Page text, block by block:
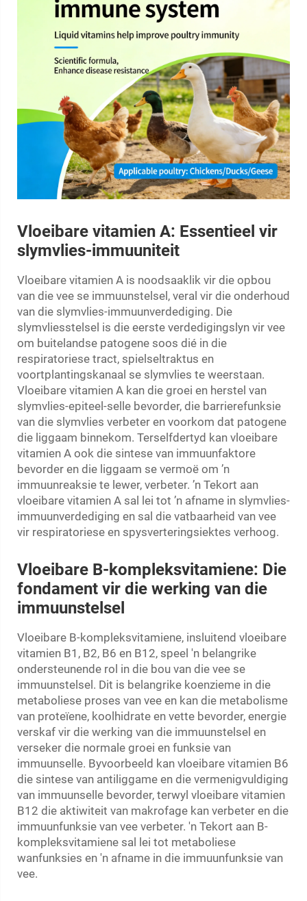
Vloeibare vitamien A: Essentieel vir
slymvlies-immuuniteit
Vloeibare vitamien A is noodsaaklik vir die opbou
van die vee se immuunstelsel, veral vir die onderhoud
van die slymvlies-immuunverdediging. Die
slymvliesstelsel is die eerste verdedigingslyn vir vee
om buitelandse patogene soos dié in die
respiratoriese tract, spielseltraktus en
voortplantingskanaal se slymvlies te weerstaan.
Vloeibare vitamien A kan die groei en herstel van
slymvlies-epiteel-selle bevorder, die barrierefunksie
van die slymvlies verbeter en voorkom dat patogene
die liggaam binnekom. Terselfdertyd kan vloeibare
vitamien A ook die sintese van immuunfaktore
bevorder en die liggaam se vermoë om ’n
immuunreaksie te lewer, verbeter. ’n Tekort aan
vloeibare vitamien A sal lei tot ’n afname in slymvlies-
immuunverdediging en sal die vatbaarheid van vee
vir respiratoriese en spysverteringsiektes verhoog.
Vloeibare B-kompleksvitamiene: Die
fondament vir die werking van die
immuunstelsel
Vloeibare B-kompleksvitamiene, insluitend vloeibare
vitamien B1, B2, B6 en B12, speel 'n belangrike
ondersteunende rol in die bou van die vee se
immuunstelsel. Dit is belangrike koenzieme in die
metaboliese proses van vee en kan die metabolisme
van proteïene, koolhidrate en vette bevorder, energie
verskaf vir die werking van die immuunstelsel en
verseker die normale groei en funksie van
immuunselle. Byvoorbeeld kan vloeibare vitamien B6
die sintese van antiliggame en die vermenigvuldiging
van immuunselle bevorder, terwyl vloeibare vitamien
B12 die aktiwiteit van makrofage kan verbeter en die
immuunfunksie van vee verbeter. 'n Tekort aan B-
kompleksvitamiene sal lei tot metaboliese
wanfunksies en 'n afname in die immuunfunksie van
vee.